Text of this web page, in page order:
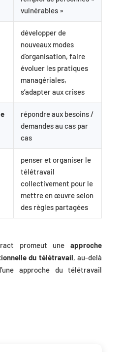
vulnérables »
développer de
nouveaux modes
d’organisation, faire
évoluer les pratiques
managériales,
s’adapter aux crises
répondre aux besoins /
demandes au cas par
cas
penser et organiser le
télétravail
collectivement pour le
mettre en œuvre selon
des règles partagées
promeut uneapproche
du télétravail, au-delà
approche du télétravail